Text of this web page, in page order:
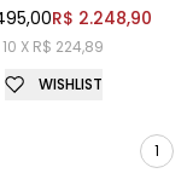
R$ 2.248,90
10 X R$ 224,89
WISHLIST
1